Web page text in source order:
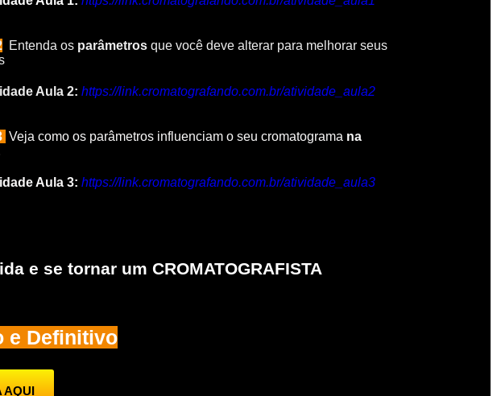
Entenda os parâmetros que você deve alterar para melhorar seus
Aula 2: https://link.cromatografando.com.br/atividade_aula2
Veja como os parâmetros influenciam o seu cromatograma na
Aula 3: https://link.cromatografando.com.br/atividade_aula3
e se tornar um CROMATOGRAFISTA
e Definitivo
AQUI